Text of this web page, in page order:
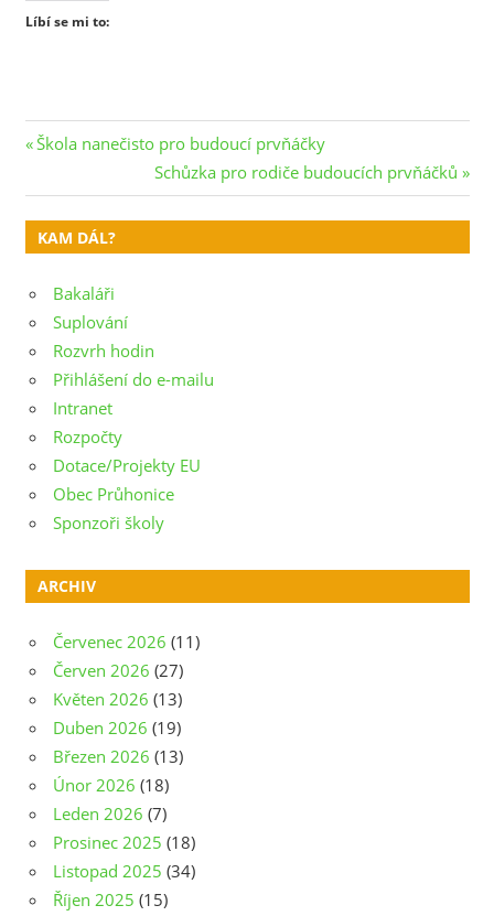
Líbí se mi to:
Navigace
pro
příspěvek
Previous
Škola nanečisto pro budoucí prvňáčky
Next
Post:
Schůzka pro rodiče budoucích prvňáčků
KAM DÁL?
Bakaláři
Suplování
Rozvrh hodin
Přihlášení do e-mailu
Intranet
Rozpočty
Dotace/Projekty EU
Obec Průhonice
Sponzoři školy
ARCHIV
Červenec 2026 (11)
Červen 2026 (27)
Květen 2026 (13)
Duben 2026 (19)
Březen 2026 (13)
Únor 2026 (18)
Leden 2026 (7)
Prosinec 2025 (18)
Listopad 2025 (34)
Říjen 2025 (15)